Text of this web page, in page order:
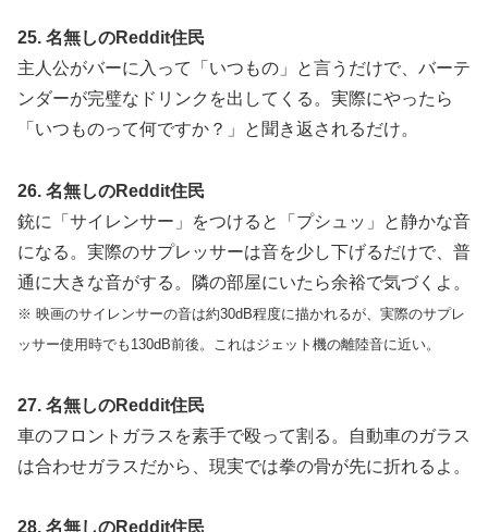
25. 名無しのReddit住民
主人公がバーに入って「いつもの」と言うだけで、バーテ
ンダーが完璧なドリンクを出してくる。実際にやったら
「いつものって何ですか？」と聞き返されるだけ。
26. 名無しのReddit住民
銃に「サイレンサー」をつけると「プシュッ」と静かな音
になる。実際のサプレッサーは音を少し下げるだけで、普
通に大きな音がする。隣の部屋にいたら余裕で気づくよ。
※ 映画のサイレンサーの音は約30dB程度に描かれるが、実際のサプレ
ッサー使用時でも130dB前後。これはジェット機の離陸音に近い。
27. 名無しのReddit住民
車のフロントガラスを素手で殴って割る。自動車のガラス
は合わせガラスだから、現実では拳の骨が先に折れるよ。
28. 名無しのReddit住民